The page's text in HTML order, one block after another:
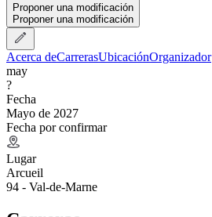
Proponer una modificación
Proponer una modificación
Acerca deCarrerasUbicaciónOrganizador
may
?
Fecha
Mayo de 2027
Fecha por confirmar
Lugar
Arcueil
94 - Val-de-Marne